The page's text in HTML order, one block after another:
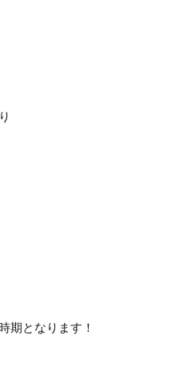
期となります！